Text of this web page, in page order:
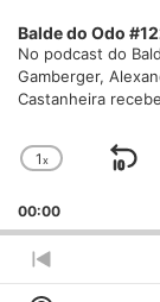
Balde do Odo
No podcast do
Gamberger,
Castanheira
Change
Rate
1x
00:00
Previous
Episode